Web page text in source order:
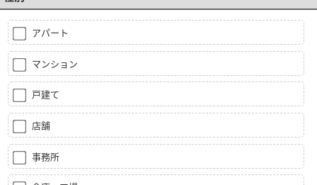
アパート
マンション
戸建て
店舗
事務所